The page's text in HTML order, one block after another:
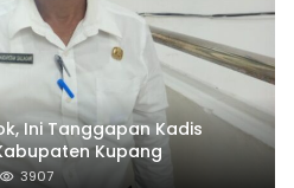
Ini Tanggapan Kadis
Kupang
3907